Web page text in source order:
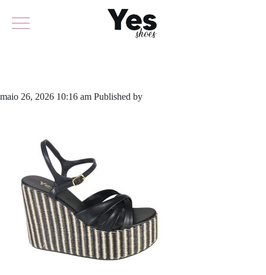
maio 26, 2026 10:16 am Published by